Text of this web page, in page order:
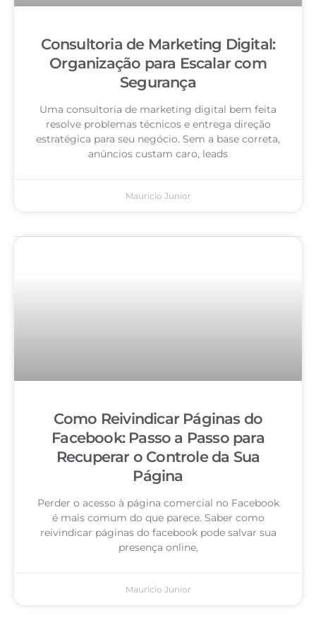
Consultoria de Marketing Digital:
Organização para Escalar com
Segurança
Uma consultoria de marketing digital bem feita
resolve problemas técnicos e entrega direção
estratégica para seu negócio. Sem a base correta,
anúncios custam caro, leads
Mauricio Junior
Como Reivindicar Páginas do
Facebook: Passo a Passo para
Recuperar o Controle da Sua
Página
Perder o acesso à página comercial no Facebook
é mais comum do que parece. Saber como
reivindicar páginas do facebook pode salvar sua
presença online,
Mauricio Junior